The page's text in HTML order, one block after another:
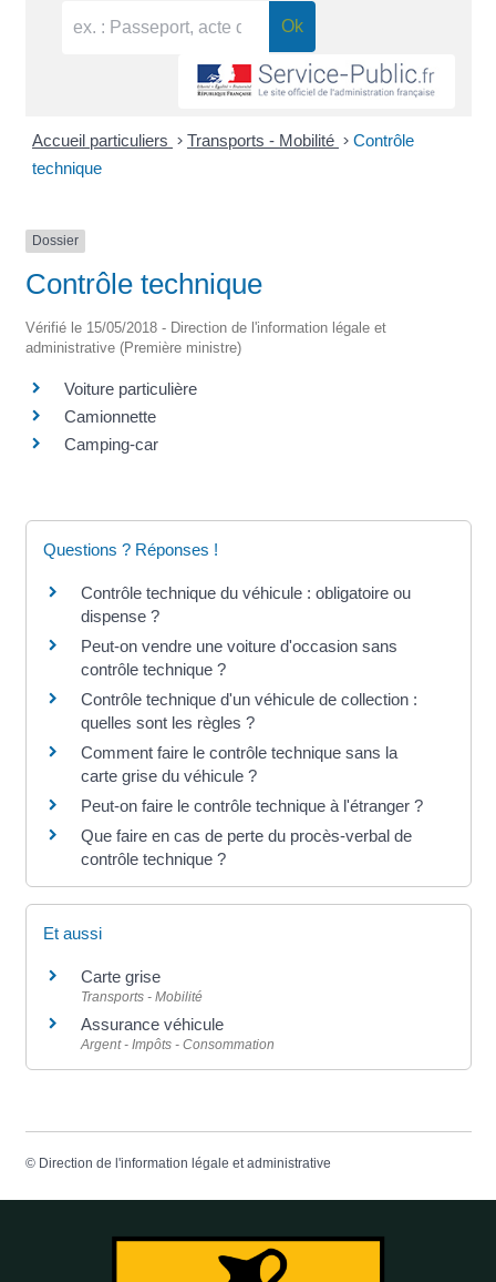
Accueil particuliers > Transports - Mobilité > Contrôle
technique
Dossier
Contrôle technique
Vérifié le 15/05/2018 - Direction de l'information légale et
administrative (Première ministre)
Voiture particulière
Camionnette
Camping-car
Questions ? Réponses !
Contrôle technique du véhicule : obligatoire ou
dispense ?
Peut-on vendre une voiture d'occasion sans
contrôle technique ?
Contrôle technique d'un véhicule de collection :
quelles sont les règles ?
Comment faire le contrôle technique sans la
carte grise du véhicule ?
Peut-on faire le contrôle technique à l'étranger ?
Que faire en cas de perte du procès-verbal de
contrôle technique ?
Et aussi
Carte grise
Transports - Mobilité
Assurance véhicule
Argent - Impôts - Consommation
© Direction de l'information légale et administrative